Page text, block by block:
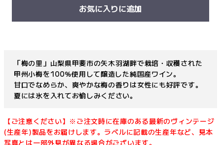
お気に入りに追加
「梅の里」山梨県甲斐市の矢木羽湖畔で栽培・収穫された
甲州小梅を100％使用して醸造した純国産ワイン。
甘口でなめらか、爽やかな梅の香りは女性にも好評です。
夏には氷を入れてお愉しみください。
【ご注意ください】※ご注文時に在庫のある最新のヴィンテージ
(生産年)製品をお届けします。ラベルに記載の生産年など、見本
写真とは一部外見が異なる場合がございます。